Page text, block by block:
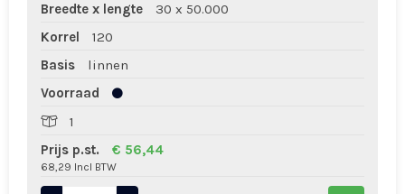
Breedte x lengte
30 x 50.000
Korrel
120
Basis
linnen
Voorraad
1
Prijs p.st.
€ 56,44
68,29 Incl BTW